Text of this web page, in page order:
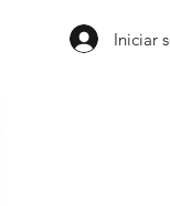
Iniciar